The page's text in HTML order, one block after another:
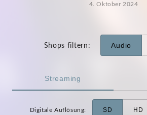
4. Oktober 2024
Shops filtern : Audio
Streaming
Digitale Auflösung: SD HD